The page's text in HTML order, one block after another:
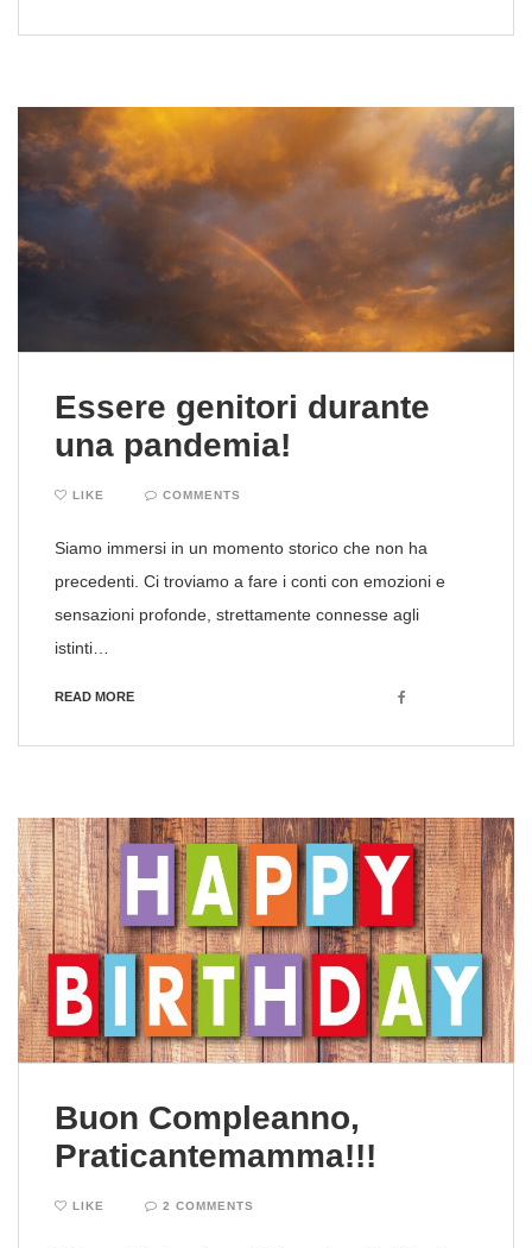
Essere genitori durante
una pandemia!
LIKE COMMENTS
Siamo immersi in un momento storico che non ha
precedenti. Ci troviamo a fare i conti con emozioni e
sensazioni profonde, strettamente connesse agli
istinti…
READ MORE Facebook
Buon Compleanno,
Praticantemamma!!!
LIKE 2 COMMENTS